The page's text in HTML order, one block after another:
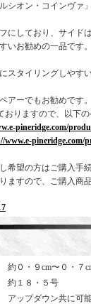
シオン・コインヴァ
にしており、サイド
いお勧めの一品です。
スタイリングしやす
アーでもお勧めです。
りますので、以下の
pineridge.com/
www.e-pineridge.com/
望の方はご購入手
ますので、ご購入商
約０・９cm〜０・７
約１８・５号
アップダウン共に可